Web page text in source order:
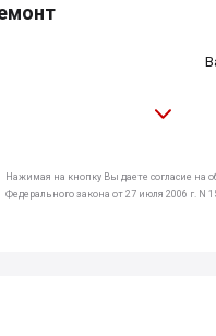
Нажимая на кнопку Вы даете согласие на
Федерального закона от 27 июля 2006 г. N